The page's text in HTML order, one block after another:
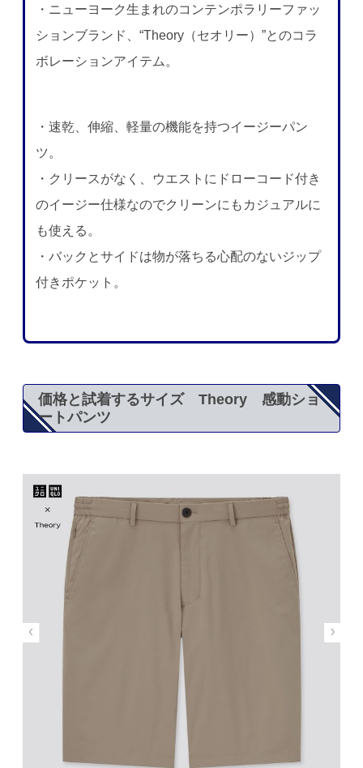
・ニューヨーク生まれのコンテンポラリーファッ
ションブランド、“Theory（セオリー）”とのコラ
ボレーションアイテム。
・速乾、伸縮、軽量の機能を持つイージーパン
ツ。
・クリースがなく、ウエストにドローコード付き
のイージー仕様なのでクリーンにもカジュアルに
も使える。
・バックとサイドは物が落ちる心配のないジップ
付きポケット。
価格と試着するサイズ Theory 感動ショ
ートパンツ